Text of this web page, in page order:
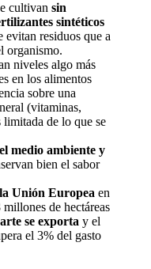
cultivan sin
sintéticos
evitan residuos que a
organismo.
niveles algo más
en los alimentos
sobre una
(vitaminas,
limitada de lo que se
medio ambiente y
bien el sabor
Unión Europea en
de hectáreas
se exporta y el
el 3% del gasto